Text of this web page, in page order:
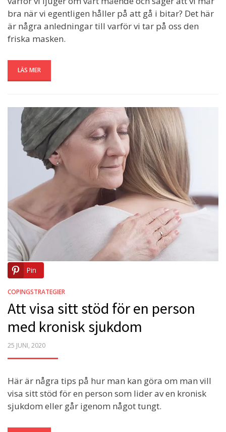
bra när vi egentligen håller på att gå i bitar? Det här
är några anledningar till varför vi tar på oss den
friska masken.
LÄS MER
Pin
COPINGSTRATEGIER
Att visa sitt stöd för en person
med kronisk sjukdom
POSTED
25 JUNI, 2020
Här är några tips på hur man kan göra om man vill
visa sitt stöd för en person som lider av en kronisk
sjukdom eller går igenom något tungt.